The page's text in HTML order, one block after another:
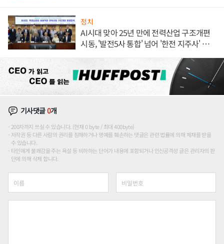
정치
AI시대 맞아 25년 만에 전력산업 구조개편
시동, '발전5사 통합' 넘어 '한전 지주사' 재편
기사댓글0개
200자까지 쓰실 수 있습니다. (현재 0 byte / 최대 400byte)
저작권 등 다른 사람의 권리를 침해하거나 명예를 훼손하는 댓글은 관련 법률에 의해 제재를 받을
수 있습니다.
타인에게 불쾌감을 주는 욕설 등 비하하는 단어가 내용에 포함되거나 인신공격성 글은 관리자의 판
단에 의해 삭제 합니다.